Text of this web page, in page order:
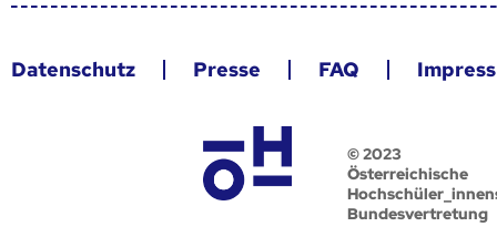
Datenschutz Presse FAQ
© 2023
Österreichische
Bundesvertretung